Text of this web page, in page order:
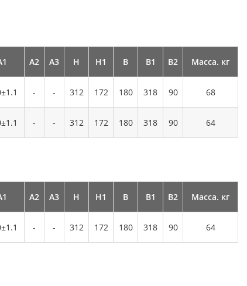
А2 А3 Н Н1 В В1 В2 Масса. кг
- - 312 172 180 318 90 68
- - 312 172 180 318 90 64
А2 А3 Н Н1 В В1 В2 Масса. кг
- - 312 172 180 318 90 64